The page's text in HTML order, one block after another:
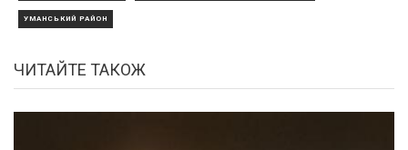
УМАНСЬКИЙ РАЙОН
ЧИТАЙТЕ ТАКОЖ